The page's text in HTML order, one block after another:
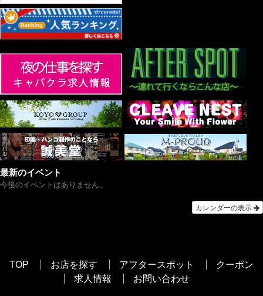
最新のイベント
今後のイベントはありません。
カレンダーの表示
TOP お店を探す アフタースポット
クーポン
求人情報
お問い合わせ